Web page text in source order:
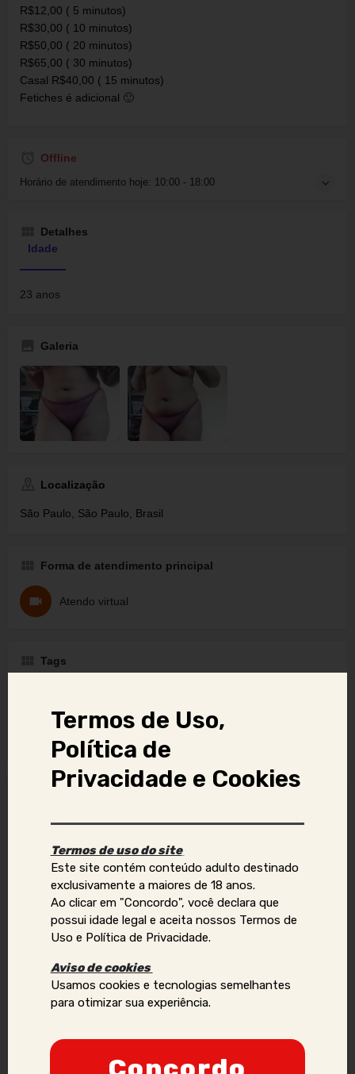
R$12,00 ( 5 minutos)
R$30,00 ( 10 minutos)
R$50,00 ( 20 minutos)
R$65,00 ( 30 minutos)
Casal R$40,00 ( 15 minutos)
Fetiches é adicional 🙂
Offline
Horário de atendimento hoje: 10:00 - 18:00
Detalhes
Idade
23 anos
Galeria
Localização
São Paulo, São Paulo, Brasil
Forma de atendimento principal
Atendo virtual
Tags
Aviso Importante:
Se você identificar golpes, conteúdos ilegais ou abusivos,
ou quiser reportar violações de direitos autorais, uso
indevido de imagens ou dados pessoais (como telefone,
e-mail, nomes, endereços, etc.), envie um e-mail para:
Por favor, inclua prints e informações adicionais para que
possamos analisar a situação de forma mais eficaz.
Anunciantes que acumularem várias denúncias podem
ter sua credibilidade comprometida, podendo ser
Termos de Uso,
Política de
Privacidade e Cookies
Termos de uso do site
Este site contém conteúdo adulto destinado
exclusivamente a maiores de 18 anos.
Ao clicar em "Concordo", você declara que
possui idade legal e aceita nossos Termos de
Uso e Política de Privacidade.
Aviso de cookies
Usamos cookies e tecnologias semelhantes
para otimizar sua experiência.